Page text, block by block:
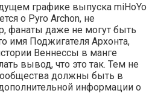
графике выпуска miHoYo
о Pyro Archon, не
фанаты даже не могут быть
имя Поджигателя Архонта,
Веннессы в манге
вывод, что это так. Тем не
должны быть в
информации о